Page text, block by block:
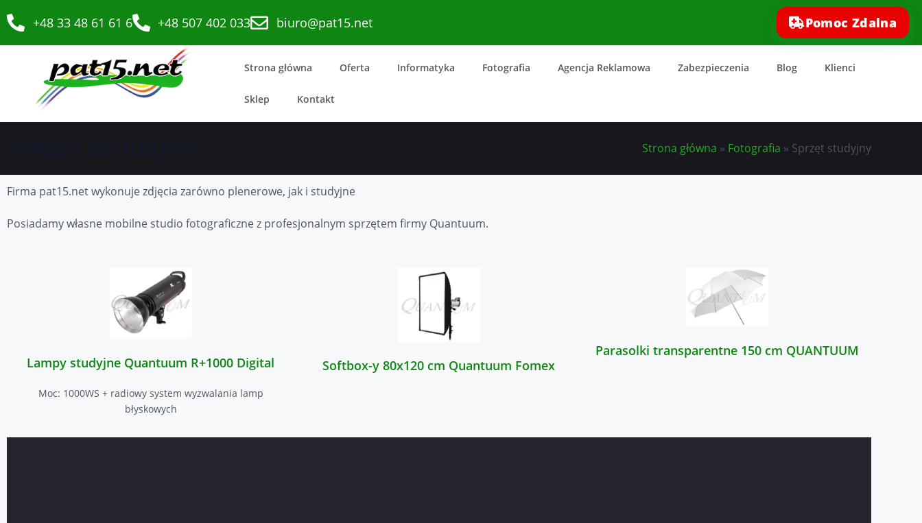
+48 33 48 61 61 6 +48 507 402 033 biuro@pat15.net Pomoc Zdalna
Strona główna Oferta Informatyka Fotografia Agencja Reklamowa Zabezpieczenia Blog Klienci
Sklep Kontakt
Strona główna » Fotografia » Sprzęt studyjny
Firma pat15.net wykonuje zdjęcia zarówno plenerowe, jak i studyjne
Posiadamy własne mobilne studio fotograficzne z profesjonalnym sprzętem firmy Quantuum.
Lampy studyjne Quantuum R+1000 Digital
Moc: 1000WS + radiowy system wyzwalania lamp
błyskowych
Softbox-y 80x120 cm Quantuum Fomex
Parasolki transparentne 150 cm QUANTUUM